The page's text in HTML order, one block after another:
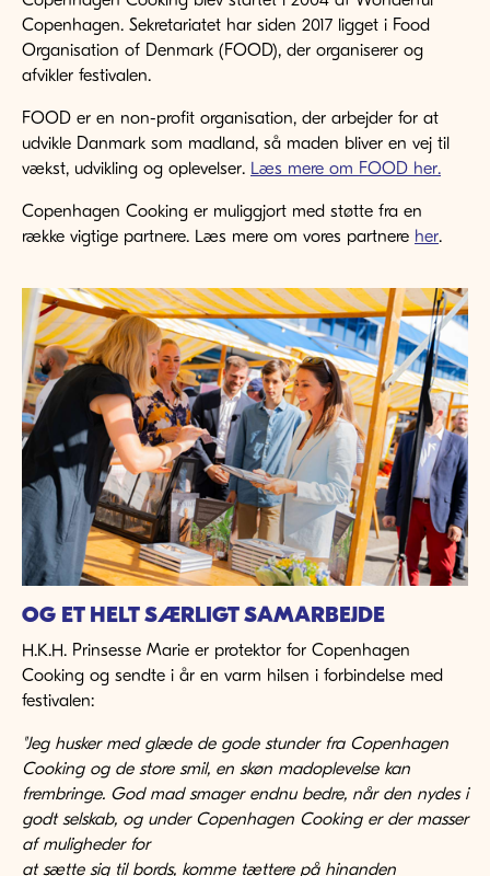
Copenhagen. Sekretariatet har siden 2017 ligget i Food
Organisation of Denmark (FOOD), der organiserer og
afvikler festivalen.
FOOD er en non-profit organisation, der arbejder for at
udvikle Danmark som madland, så maden bliver en vej til
vækst, udvikling og oplevelser. Læs mere om FOOD her.
Copenhagen Cooking er muliggjort med støtte fra en
række vigtige partnere. Læs mere om vores partnere her.
OG ET HELT SÆRLIGT SAMARBEJDE
H.K.H. Prinsesse Marie er protektor for Copenhagen
Cooking og sendte i år en varm hilsen i forbindelse med
festivalen:
"Jeg husker med glæde de gode stunder fra Copenhagen
Cooking og de store smil, en skøn madoplevelse kan
frembringe. God mad smager endnu bedre, når den nydes i
godt selskab, og under Copenhagen Cooking er der masser
af muligheder for
at sætte sig til bords, komme tættere på hinanden